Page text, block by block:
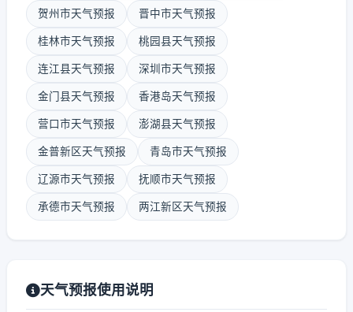
贺州市天气预报 晋中市天气预报
桂林市天气预报 桃园县天气预报
连江县天气预报 深圳市天气预报
金门县天气预报 香港岛天气预报
营口市天气预报 澎湖县天气预报
金普新区天气预报 青岛市天气预报
辽源市天气预报 抚顺市天气预报
承德市天气预报 两江新区天气预报
天气预报使用说明